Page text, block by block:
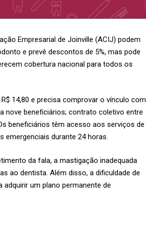
Empresarial de Joinville (ACIJ) podem
e prevê descontos de 5%, mas pode
cobertura nacional para todos os
14,80 e precisa comprovar o vínculo com
nove beneficiários; contrato coletivo entre
beneficiários têm acesso aos serviços de
durante 24 horas.
da fala, a mastigação inadequada
ao dentista. Além disso, a dificuldade de
um plano permanente de